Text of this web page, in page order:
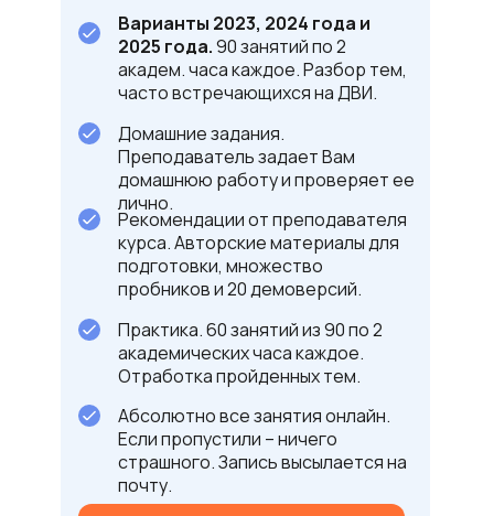
гайд
МГИМО
Варианты 2023, 2024 года и
2025 года.90 занятий по 2
академ. часа каждое. Разбор тем,
часто встречающихся на ДВИ.
Домашние задания.
Преподаватель задает Вам
домашнюю работу и проверяет ее
лично.
Рекомендации от преподавателя
курса. Авторские материалы для
подготовки, множество
пробников и 20 демоверсий.
Практика. 60 занятий из 90 по 2
академических часа каждое.
Отработка пройденных тем.
Абсолютно все занятия онлайн.
Если пропустили – ничего
страшного. Запись высылается на
почту.